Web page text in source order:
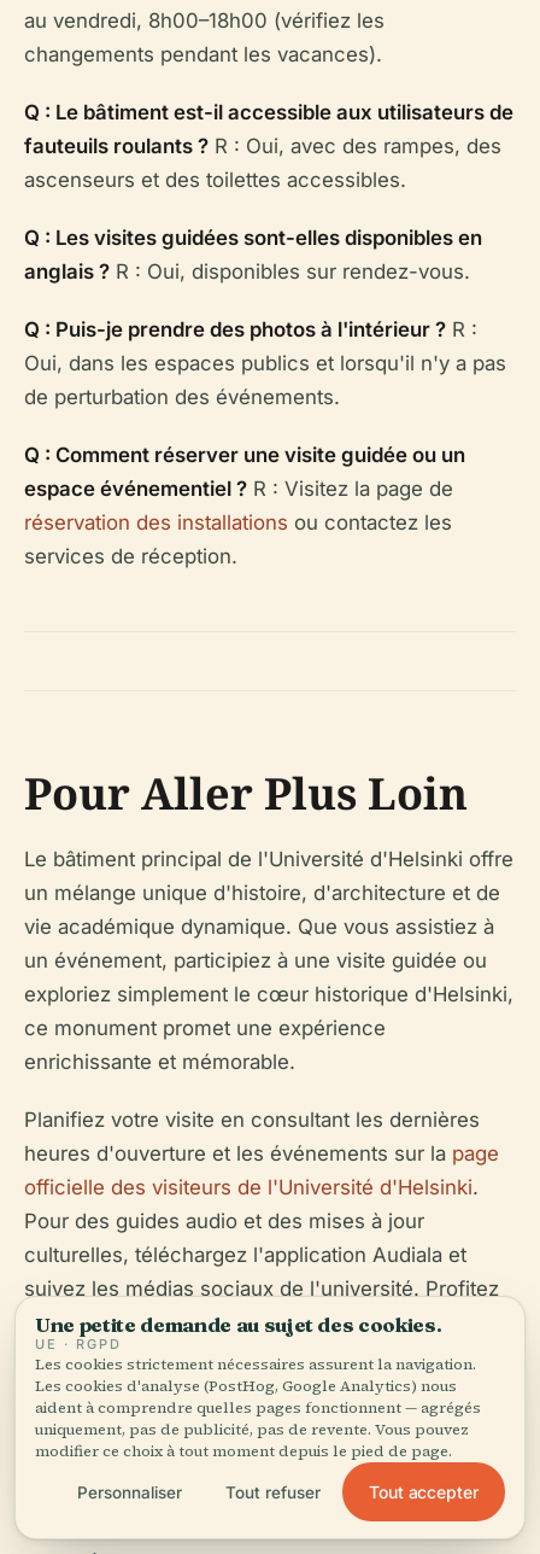
au vendredi, 8h00–18h00 (vérifiez les
changements pendant les vacances).
Q : Le bâtiment est-il accessible aux utilisateurs de
fauteuils roulants ? R : Oui, avec des rampes, des
ascenseurs et des toilettes accessibles.
Q : Les visites guidées sont-elles disponibles en
anglais ? R : Oui, disponibles sur rendez-vous.
Q : Puis-je prendre des photos à l'intérieur ? R :
Oui, dans les espaces publics et lorsqu'il n'y a pas
de perturbation des événements.
Q : Comment réserver une visite guidée ou un
espace événementiel ? R : Visitez la page de
réservation des installations ou contactez les
services de réception.
Pour Aller Plus Loin
Le bâtiment principal de l'Université d'Helsinki offre
un mélange unique d'histoire, d'architecture et de
vie académique dynamique. Que vous assistiez à
un événement, participiez à une visite guidée ou
exploriez simplement le cœur historique d'Helsinki,
ce monument promet une expérience
enrichissante et mémorable.
Planifiez votre visite en consultant les dernières
heures d'ouverture et les événements sur la page
officielle des visiteurs de l'Université d'Helsinki.
Pour des guides audio et des mises à jour
culturelles, téléchargez l'application Audiala et
suivez les médias sociaux de l'université. Profitez
au maximum de votre aventure à Helsinki en
incluant ce site emblématique dans votre itinéraire.
Une petite demande au sujet des cookies.
UE · RGPD
Les cookies strictement nécessaires assurent la navigation.
Les cookies d'analyse (PostHog, Google Analytics) nous
aident à comprendre quelles pages fonctionnent — agrégés
uniquement, pas de publicité, pas de revente. Vous pouvez
modifier ce choix à tout moment depuis le pied de page.
Personnaliser Tout refuser Tout accepter